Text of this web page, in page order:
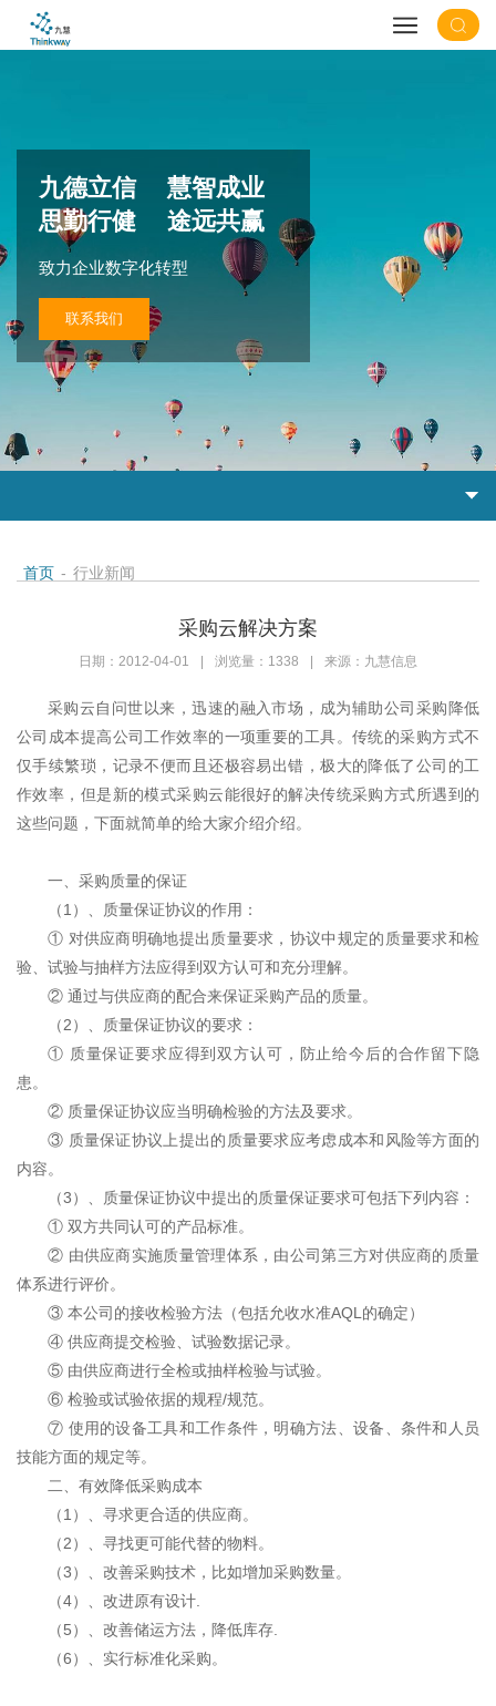
九德立信 慧智成业
思勤行健 途远共赢
致力企业数字化转型
联系我们
首页 - 行业新闻
采购云解决方案
日期：2012-04-01 浏览量：1338 来源：九慧信息
采购云自问世以来，迅速的融入市场，成为辅助公司采购降低
公司成本提高公司工作效率的一项重要的工具。传统的采购方式不
仅手续繁琐，记录不便而且还极容易出错，极大的降低了公司的工
作效率，但是新的模式采购云能很好的解决传统采购方式所遇到的
这些问题，下面就简单的给大家介绍介绍。
一、采购质量的保证
（1）、质量保证协议的作用：
① 对供应商明确地提出质量要求，协议中规定的质量要求和检
验、试验与抽样方法应得到双方认可和充分理解。
② 通过与供应商的配合来保证采购产品的质量。
（2）、质量保证协议的要求：
① 质量保证要求应得到双方认可，防止给今后的合作留下隐
患。
② 质量保证协议应当明确检验的方法及要求。
③ 质量保证协议上提出的质量要求应考虑成本和风险等方面的
内容。
（3）、质量保证协议中提出的质量保证要求可包括下列内容：
① 双方共同认可的产品标准。
② 由供应商实施质量管理体系，由公司第三方对供应商的质量
体系进行评价。
③ 本公司的接收检验方法（包括允收水准AQL的确定）
④ 供应商提交检验、试验数据记录。
⑤ 由供应商进行全检或抽样检验与试验。
⑥ 检验或试验依据的规程/规范。
⑦ 使用的设备工具和工作条件，明确方法、设备、条件和人员
技能方面的规定等。
二、有效降低采购成本
（1）、寻求更合适的供应商。
（2）、寻找更可能代替的物料。
（3）、改善采购技术，比如增加采购数量。
（4）、改进原有设计.
（5）、改善储运方法，降低库存.
（6）、实行标准化采购。